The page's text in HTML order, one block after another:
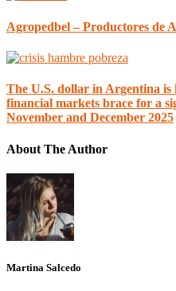
Agropedbel – Productores de
The U.S. dollar in Argentina is
financial markets brace for a
November and December 2025
About The Author
Martina Salcedo